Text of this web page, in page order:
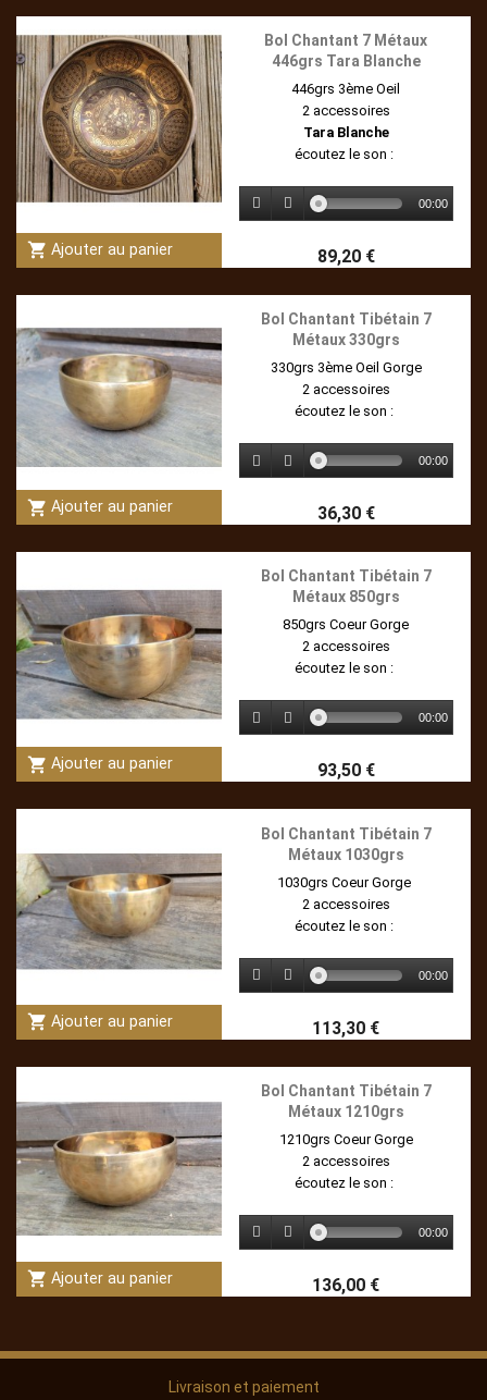
shopping_cart Ajouter au panier
Bol Chantant 7 Métaux
446grs Tara Blanche
446grs 3ème Oeil
2 accessoires
Tara Blanche
écoutez le son :
00:00
89,20 €
shopping_cart Ajouter au panier
Bol Chantant Tibétain 7
Métaux 330grs
330grs 3ème Oeil Gorge
2 accessoires
écoutez le son :
00:00
36,30 €
shopping_cart Ajouter au panier
Bol Chantant Tibétain 7
Métaux 850grs
850grs Coeur Gorge
2 accessoires
écoutez le son :
00:00
93,50 €
shopping_cart Ajouter au panier
Bol Chantant Tibétain 7
Métaux 1030grs
1030grs Coeur Gorge
2 accessoires
écoutez le son :
00:00
113,30 €
shopping_cart Ajouter au panier
Bol Chantant Tibétain 7
Métaux 1210grs
1210grs Coeur Gorge
2 accessoires
écoutez le son :
00:00
136,00 €
Livraison et paiement